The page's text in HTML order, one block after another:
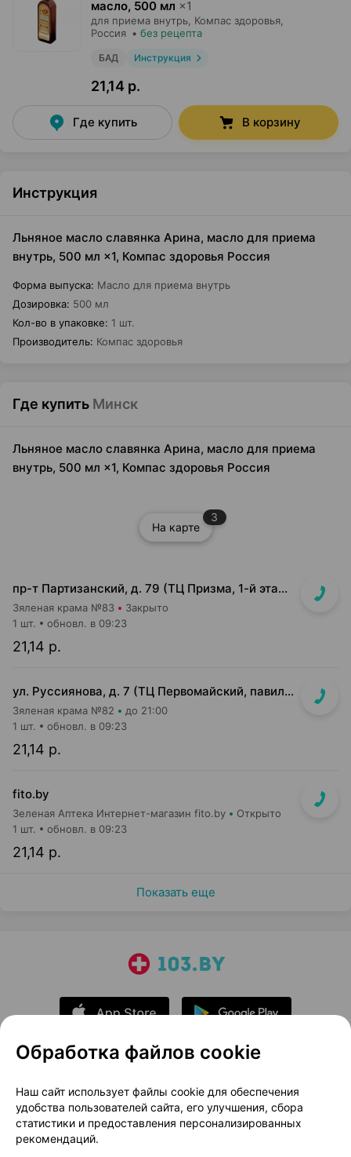
масло, 500 мл ×1
для приема внутрь, Компас здоровья
Россия • без рецепта
БАД Инструкция
21,14 р.
Где купить В корзину
Инструкция
Льняное масло славянка Арина, масло для приема
внутрь, 500 мл ×1, Компас здоровья Россия
Форма выпуска: Масло для приема внутрь
Дозировка: 500 мл
Кол-во в упаковке: 1 шт.
Производитель: Компас здоровья
Где купить Минск
Льняное масло славянка Арина, масло для приема
внутрь, 500 мл ×1, Компас здоровья Россия
На карте
3
пр-т Партизанский, д. 79 (ТЦ Призма, 1-й этаж, возле Mark Formelle)
Зяленая крама №83 Закрыто
21,14 р.
1 шт. обновл. в 09:23
ул. Руссиянова, д. 7 (ТЦ Первомайский, павильон на 1 этаже)
Зяленая крама №82 до 21:00
21,14 р.
1 шт. обновл. в 09:23
fito.by
Зеленая Аптека Интернет-магазин fito.by Открыто
21,14 р.
1 шт. обновл. в 09:23
Показать еще
О проекте
Новости проекта
Размещение рекламы
Медицинский маркетинг
Публичный договор
Доставка
Обработка файлов cookie
Наш сайт использует файлы cookie для обеспечения
удобства пользователей сайта, его улучшения, сбора
статистики и предоставления персонализированных
рекомендаций.